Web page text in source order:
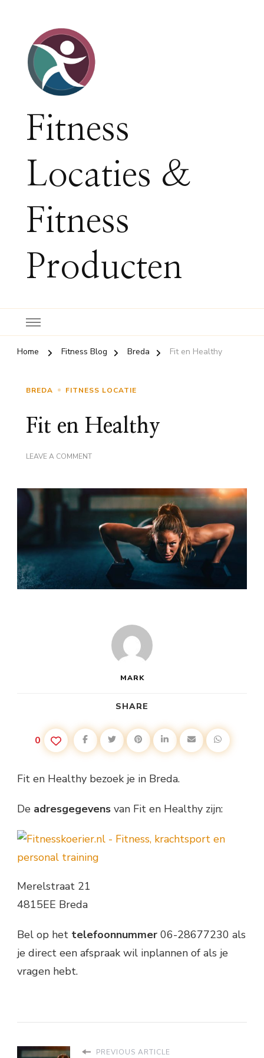
Fitness
Locaties &
Fitness
Producten
Home Fitness Blog Breda Fit en Healthy
BREDA FITNESS LOCATIE
Fit en Healthy
LEAVE A COMMENTON
MARK
SHARE
0
Fit en Healthy bezoek je in Breda.
De adresgegevens van Fit en Healthy zijn:
Merelstraat 21
4815EE Breda
Bel op het telefoonnummer 06-28677230 als
je direct een afspraak wil inplannen of als je
vragen hebt.
PREVIOUS ARTICLE